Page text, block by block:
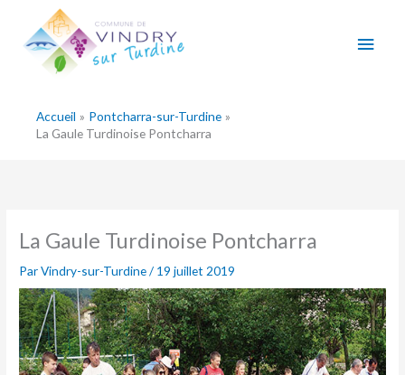
contenu
Accueil
Pontcharra-sur-Turdine
La Gaule Turdinoise Pontcharra
La Gaule Turdinoise Pontcharra
ParVindry-sur-Turdine/ 19 juillet 2019